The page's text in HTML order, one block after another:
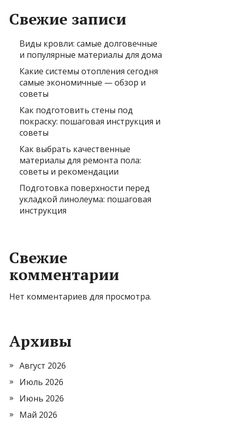
Свежие записи
Виды кровли: самые долговечные
и популярные материалы для дома
Какие системы отопления сегодня
самые экономичные — обзор и
советы
Как подготовить стены под
покраску: пошаговая инструкция и
советы
Как выбрать качественные
материалы для ремонта пола:
советы и рекомендации
Подготовка поверхности перед
укладкой линолеума: пошаговая
инструкция
Свежие
комментарии
Нет комментариев для просмотра.
Архивы
Август 2026
Июль 2026
Июнь 2026
Май 2026